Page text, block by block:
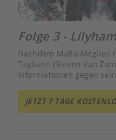
Folge 3 -
Nachdem Mafia-Mitglied
Tagliano (Steven Van
Informationen gegen
aufgenommen. Als
wählt er das
JETZT 7 TAGE